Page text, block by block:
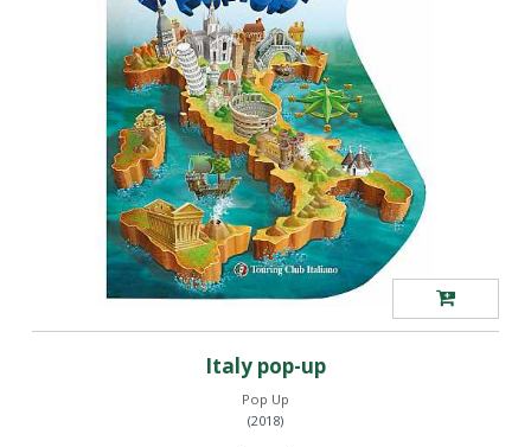
Italy pop-up
Pop Up
(2018)